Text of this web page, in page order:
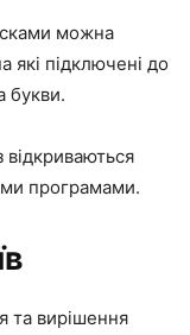
можна
які підключені до
букви.
програмами.
та вирішення